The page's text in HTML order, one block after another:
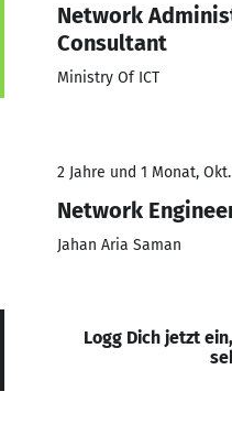
Network
Consultant
Ministry Of ICT
2 Jahre und 1 Monat,
Network
Jahan Aria Saman
Logg Dich jetzt